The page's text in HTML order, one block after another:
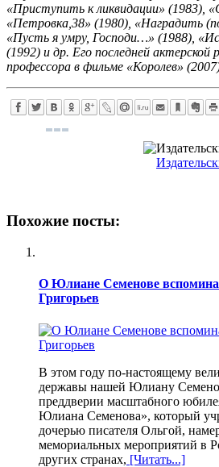
«Приступить к ликвидации» (1983),
«Петровка,38» (1980), «Наградить
«Пусть я умру, Господи…» (1988),
(1992) и др. Его последней актерской
профессора в фильме «Королев»
Похожие посты:
О Юлиане Семенове
Григорьев
В этом году по-настоящему
державы нашей Юлиану
преддверии масштабного
Юлиана Семенова», который
дочерью писателя Ольгой,
мемориальных мероприятий в
других странах, [Читать...]